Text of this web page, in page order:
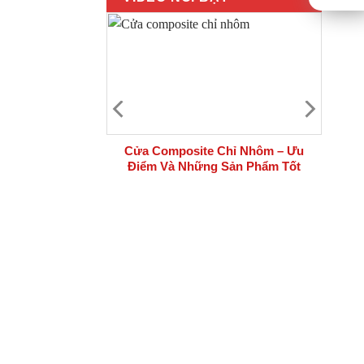
Cửa Composite Chỉ Nhôm – Ưu
Điểm Và Những Sản Phẩm Tốt